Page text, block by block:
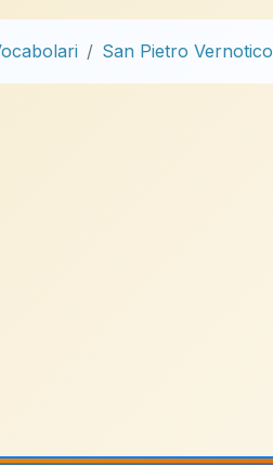
San Pietro Vernotico